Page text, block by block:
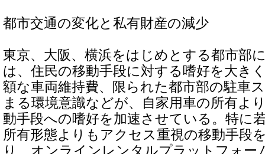
都市交通の変化と私有財産の減少
東京、大阪、横浜をはじめとする都市部
は、住民の移動手段に対する嗜好を大き
額な車両維持費、限られた都市部の駐車
まる環境意識などが、自家用車の所有よ
動手段への嗜好を加速させている。特に
所有形態よりもアクセス重視の移動手段
り、オンラインレンタルプラットフォー